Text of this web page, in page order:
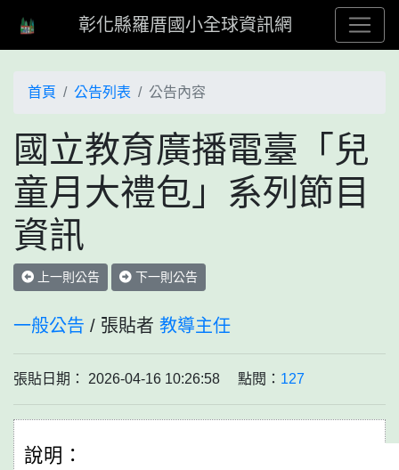
彰化縣羅厝國小全球資訊網
首頁 公告列表 公告內容
國立教育廣播電臺「兒
童月大禮包」系列節目
資訊
上一則公告 下一則公告
一般公告 / 張貼者 教導主任
張貼日期： 2026-04-16 10:26:58 點閱： 127
說明：